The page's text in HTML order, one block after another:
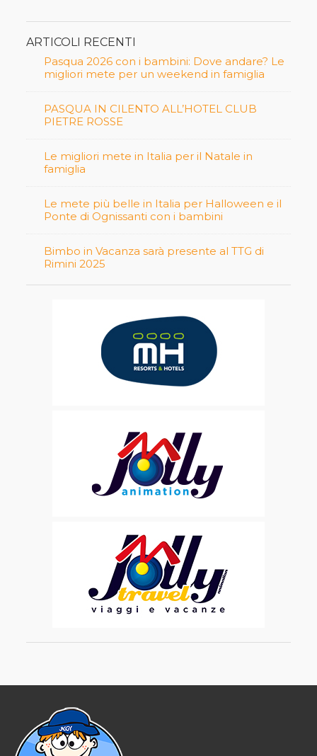
ARTICOLI RECENTI
Pasqua 2026 con i bambini: Dove andare? Le
migliori mete per un weekend in famiglia
PASQUA IN CILENTO ALL’HOTEL CLUB
PIETRE ROSSE
Le migliori mete in Italia per il Natale in
famiglia
Le mete più belle in Italia per Halloween e il
Ponte di Ognissanti con i bambini
Bimbo in Vacanza sarà presente al TTG di
Rimini 2025